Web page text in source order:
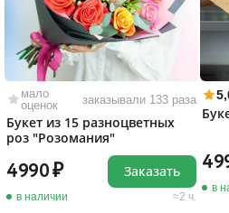
мало
оценок
заказывали 133 раза
Букет из 15 разноцветных
роз "Розомания"
4990
в наличии 2 ч.
Заказать
в